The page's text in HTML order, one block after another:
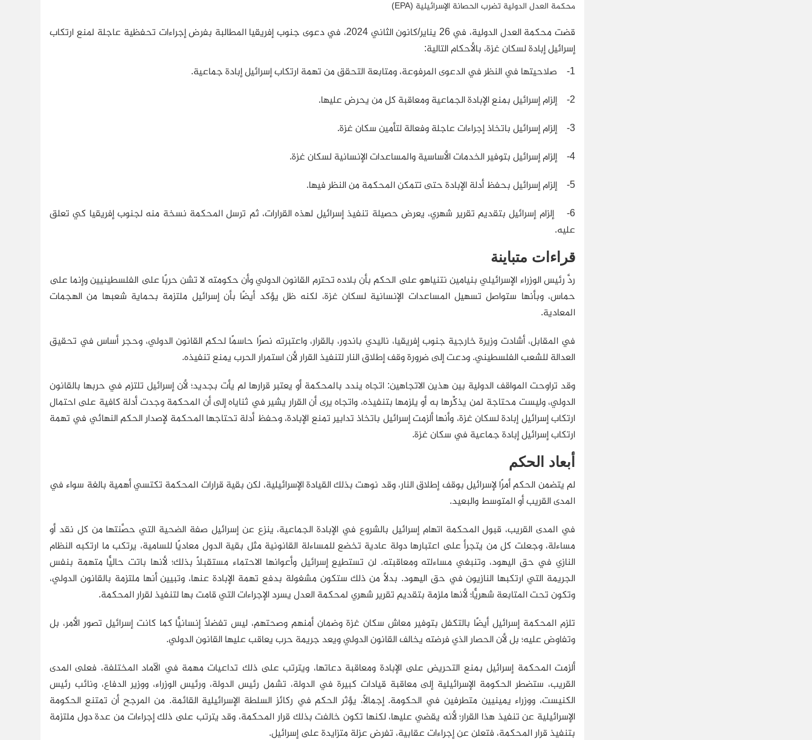
محكمة العدل الدولية تضرب الحصانة الإسرائيلية (EPA)
قضت محكمة العدل الدولية، في 26 يناير/كانون الثاني 2024، في دعوى جنوب إفريقيا المطالبة بفرض إجراءات تحفظية عاجلة لمنع ارتكاب
إسرائيل إبادة لسكان غزة، بالأحكام التالية:
1- صلاحيتها في النظر في الدعوى المرفوعة، ومتابعة التحقق من تهمة ارتكاب إسرائيل إبادة جماعية.
2- إلزام إسرائيل بمنع الإبادة الجماعية ومعاقبة كل من يحرض عليها.
3- إلزام إسرائيل باتخاذ إجراءات عاجلة وفعالة لتأمين سكان غزة.
4- إلزام إسرائيل بتوفير الخدمات الأساسية والمساعدات الإنسانية لسكان غزة.
5- إلزام إسرائيل بحفظ أدلة الإبادة حتى تتمكن المحكمة من النظر فيها.
6- إلزام إسرائيل بتقديم تقرير شهري، يعرض حصيلة تنفيذ إسرائيل لهذه القرارات، ثم ترسل المحكمة نسخة منه لجنوب إفريقيا كي تعلق
عليه.
قراءات متباينة
ردَّ رئيس الوزراء الإسرائيلي بنيامين نتنياهو على الحكم بأن بلاده تحترم القانون الدولي وأن حكومته لا تشن حربًا على الفلسطينيين وإنما على
حماس، وبأنها ستواصل تسهيل المساعدات الإنسانية لسكان غزة، لكنه ظل يؤكد أيضًا بأن إسرائيل ملتزمة بحماية شعبها من الهجمات
المعادية.
في المقابل، أشادت وزيرة خارجية جنوب إفريقيا، ناليدي باندور، بالقرار، واعتبرته نصرًا حاسمًا لحكم القانون الدولي، وحجر أساس في تحقيق
العدالة للشعب الفلسطيني. ودعت إلى ضرورة وقف إطلاق النار لتنفيذ القرار لأن استمرار الحرب يمنع تنفيذه.
وقد تراوحت المواقف الدولية بين هذين الاتجاهين: اتجاه يندد بالمحكمة أو يعتبر قرارها لم يأت بجديد؛ لأن إسرائيل تلتزم في حربها بالقانون
الدولي، وليست محتاجة لمن يذكِّرها به أو يلزمها بتنفيذه، واتجاه يرى أن القرار يشير في ثناياه إلى أن المحكمة وجدت أدلة كافية على احتمال
ارتكاب إسرائيل إبادة لسكان غزة، وأنها ألزمت إسرائيل باتخاذ تدابير تمنع الإبادة، وحفظ أدلة تحتاجها المحكمة لإصدار الحكم النهائي في تهمة
ارتكاب إسرائيل إبادة جماعية في سكان غزة.
أبعاد الحكم
لم يتضمن الحكم أمرًا لإسرائيل بوقف إطلاق النار، وقد نوهت بذلك القيادة الإسرائيلية، لكن بقية قرارات المحكمة تكتسي أهمية بالغة سواء في
المدى القريب أو المتوسط والبعيد.
في المدى القريب، قبول المحكمة اتهام إسرائيل بالشروع في الإبادة الجماعية، ينزع عن إسرائيل صفة الضحية التي حصَّنتها من كل نقد أو
مساءلة، وجعلت كل من يتجرأ على اعتبارها دولة عادية تخضع للمساءلة القانونية مثل بقية الدول معاديًا للسامية، يرتكب ما ارتكبه النظام
النازي في حق اليهود، وتنبغي مساءلته ومعاقبته. لن تستطيع إسرائيل وأعوانها الاحتماء مستقبلًا بذلك؛ لأنها باتت حاليًّا متهمة بنفس
الجريمة التي ارتكبها النازيون في حق اليهود. بدلًا من ذلك ستكون مشغولة بدفع تهمة الإبادة عنها، وتبيين أنها ملتزمة بالقانون الدولي،
وتكون تحت المتابعة شهريًّا؛ لأنها ملزمة بتقديم تقرير شهري لمحكمة العدل يسرد الإجراءات التي قامت بها لتنفيذ لقرار المحكمة.
تلزم المحكمة إسرائيل أيضًا بالتكفل بتوفير معاش سكان غزة وضمان أمنهم وصحتهم، ليس تفضلًا إنسانيًّا كما كانت إسرائيل تصور الأمر، بل
وتفاوض عليه؛ بل لأن الحصار الذي فرضته يخالف القانون الدولي ويعد جريمة حرب يعاقب عليها القانون الدولي.
ألزمت المحكمة إسرائيل بمنع التحريض على الإبادة ومعاقبة دعاتها، ويترتب على ذلك تداعيات مهمة في الآماد المختلفة، فعلى المدى
القريب، ستضطر الحكومة الإسرائيلية إلى معاقبة قيادات كبيرة في الدولة، تشمل رئيس الدولة، ورئيس الوزراء، ووزير الدفاع، ونائب رئيس
الكنيست، ووزراء يمينيين متطرفين في الحكومة. إجمالًا، يؤثر الحكم في ركائز السلطة الإسرائيلية القائمة. من المرجح أن تمتنع الحكومة
الإسرائيلية عن تنفيذ هذا القرار؛ لأنه يقضي عليها، لكنها تكون خالفت بذلك قرار المحكمة، وقد يترتب على ذلك إجراءات من عدة دول ملتزمة
بتنفيذ قرار المحكمة، فتعلن عن إجراءات عقابية، تفرض عزلة متزايدة على إسرائيل.